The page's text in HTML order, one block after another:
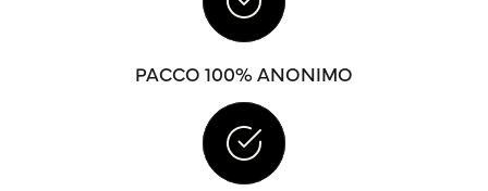
PACCO 100% ANONIMO